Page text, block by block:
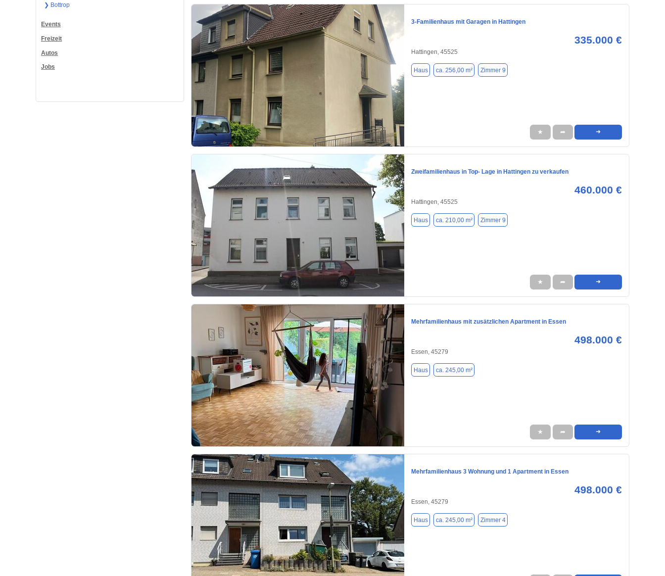
❯ Bottrop
Events
Freizeit
Autos
Jobs
1 / 18
3-Familienhaus mit Garagen in Hattingen
335.000 €
Hattingen, 45525
Haus ca. 256,00 m² Zimmer 9
★ ➦ ➜
Zweifamilienhaus in Top- Lage in Hattingen zu verkaufen
460.000 €
Hattingen, 45525
Haus ca. 210,00 m² Zimmer 9
★ ➦ ➜
1 / 19
Mehrfamilienhaus mit zusätzlichen Apartment in Essen
498.000 €
Essen, 45279
Haus ca. 245,00 m²
★ ➦ ➜
Mehrfamilienhaus 3 Wohnung und 1 Apartment in Essen
498.000 €
Essen, 45279
Haus ca. 245,00 m² Zimmer 4